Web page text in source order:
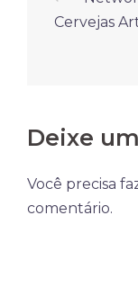
de
Cervejas
Deixe
Você precisa
comentário.